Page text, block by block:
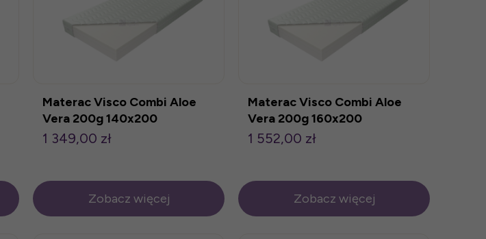
Materac Visco Combi Aloe
Vera 200g 140x200
1 349,00 zł
Zobacz więcej
Materac Visco Combi Aloe
Vera 200g 160x200
1 552,00 zł
Zobacz więcej